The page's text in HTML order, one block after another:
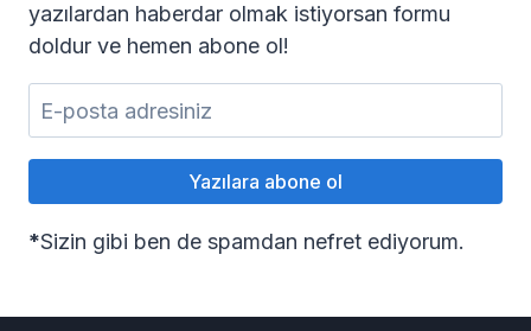
yazılardan haberdar olmak istiyorsan formu
doldur ve hemen abone ol!
*Sizin gibi ben de spamdan nefret ediyorum.